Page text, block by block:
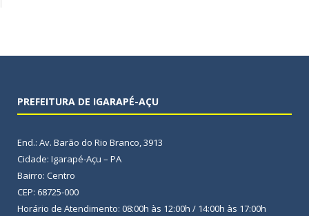
PREFEITURA DE IGARAPÉ-AÇU
End.: Av. Barão do Rio Branco, 3913
Cidade: Igarapé-Açu – PA
Bairro: Centro
CEP: 68725-000
Horário de Atendimento: 08:00h às 12:00h / 14:00h às 17:00h